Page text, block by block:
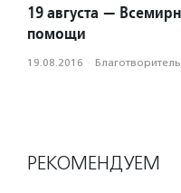
19 августа —
помощи
19.08.2016 ·
РЕКОМЕНДУЕМ